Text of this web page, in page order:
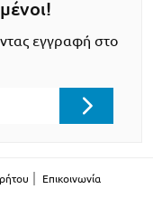
εγγραφή στο
Επικοινωνία